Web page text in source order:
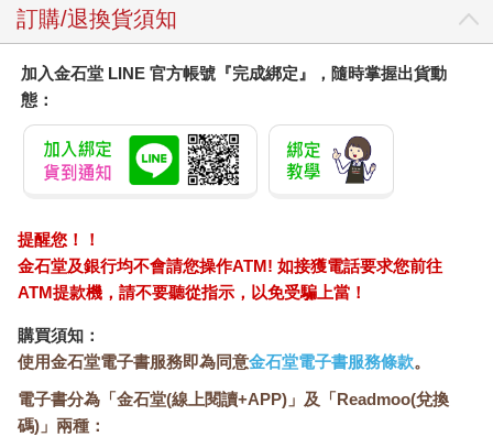
訂購/退換貨須知
加入金石堂 LINE 官方帳號『完成綁定』，隨時掌握出貨動
態：
提醒您！！
金石堂及銀行均不會請您操作ATM! 如接獲電話要求您前往
ATM提款機，請不要聽從指示，以免受騙上當！
購買須知：
使用金石堂電子書服務即為同意金石堂電子書服務條款。
電子書分為「金石堂(線上閱讀+APP)」及「Readmoo(兌換
碼)」兩種：